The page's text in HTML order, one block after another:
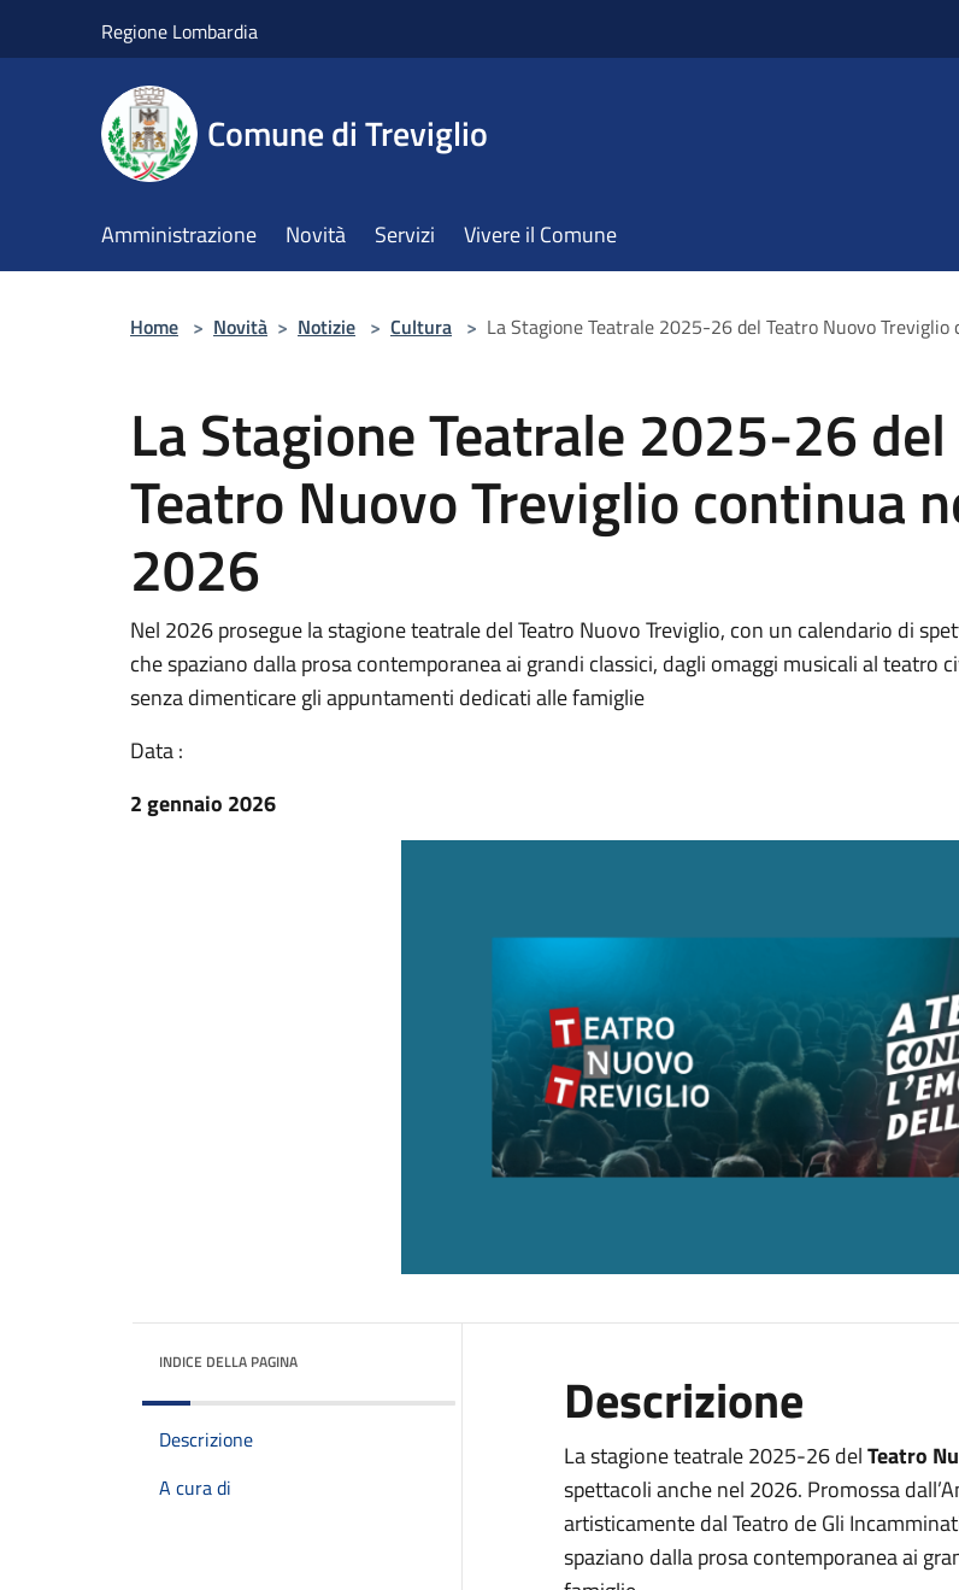
Regione Lombardia
Comune di Treviglio
Amministrazione Novità Servizi Vivere il Comune
Home > Novità > Notizie > Cultura > La Stagione Teatrale 2025-26 del Teatro Nuovo
La Stagione Teatrale 2025-26 del
Teatro Nuovo Treviglio continua
2026
Nel 2026 prosegue la stagione teatrale del Teatro Nuovo Treviglio, con un calendario di
che spaziano dalla prosa contemporanea ai grandi classici, dagli omaggi musicali al teatro
senza dimenticare gli appuntamenti dedicati alle famiglie
Data :
2 gennaio 2026
INDICE DELLA PAGINA
Descrizione
A cura di
Descrizione
La stagione teatrale 2025-26 delTeatro
spettacoli anche nel 2026. Promossa
artisticamente dal Teatro de Gli
spaziano dalla prosa contemporanea ai